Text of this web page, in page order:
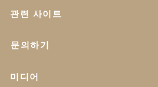
관련 사이트
문의하기
미디어